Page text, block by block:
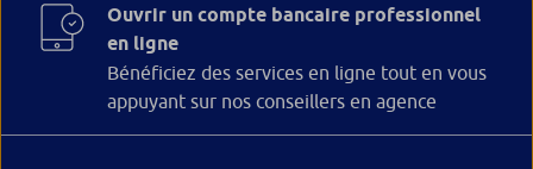
Ouvrir un compte bancaire professionnel
en ligne
Bénéficiez des services en ligne tout en vous
appuyant sur nos conseillers en agence